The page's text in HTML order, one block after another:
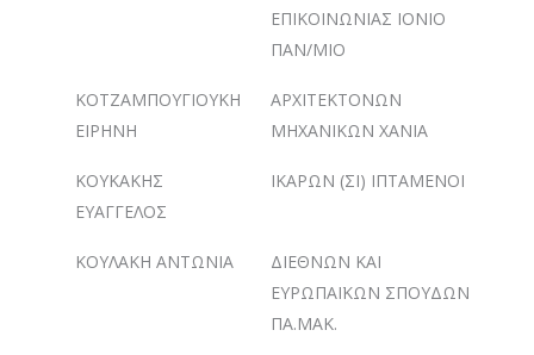
ΕΠΙΚΟΙΝΩΝΙΑΣ ΙΟΝΙΟ
ΠΑΝ/ΜΙΟ
ΚΟΤΖΑΜΠΟΥΓΙΟΥΚΗ
ΕΙΡΗΝΗ
ΑΡΧΙΤΕΚΤΟΝΩΝ
ΜΗΧΑΝΙΚΩΝ ΧΑΝΙΑ
ΚΟΥΚΑΚΗΣ
ΕΥΑΓΓΕΛΟΣ
ΙΚΑΡΩΝ (ΣΙ) ΙΠΤΑΜΕΝΟΙ
ΚΟΥΛΑΚΗ ΑΝΤΩΝΙΑ
ΔΙΕΘΝΩΝ ΚΑΙ
ΕΥΡΩΠΑΪΚΩΝ ΣΠΟΥΔΩΝ
ΠΑ.ΜΑΚ.